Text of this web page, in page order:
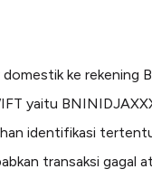
ke rekening
yaitu
identifikasi
transaksi gagal